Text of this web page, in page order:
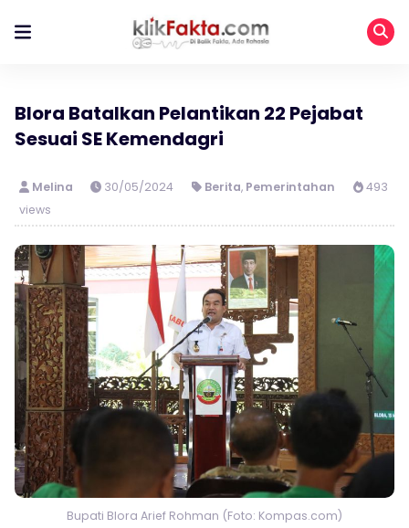
Blora Batalkan Pelantikan 22 Pejabat
Sesuai SE Kemendagri
Melina 30/05/2024 Berita, Pemerintahan
493
views
Bupati Blora Arief Rohman (Foto: Kompas.com)